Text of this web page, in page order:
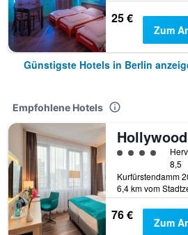
25 €
Zum
Günstigste Hotels in Berlin
Empfohlene Hotels
8,5
6,4 km vom
76 € Zum